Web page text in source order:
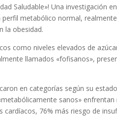
Saludable»! Una investigación
metabólico normal,
la obesidad.
como niveles elevados de
llamados «fofisanos»,
en categorías según su
sanos»
cardíacos, 76% más riesgo de